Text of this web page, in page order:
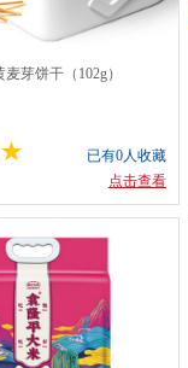
芽饼干（102g）
已有0人收藏
点击查看